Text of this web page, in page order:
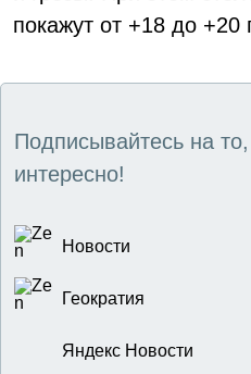
покажут от +18 до +20
Подписывайтесь на
интересно!
Новости
Геократия
Яндекс Новости